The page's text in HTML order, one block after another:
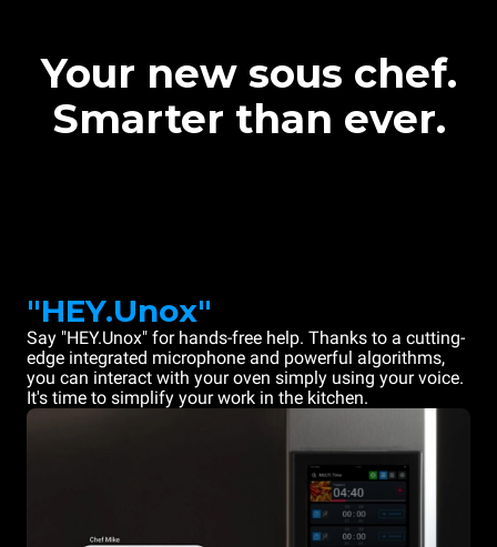
Your new sous chef.
Smarter than ever.
"HEY.Unox"
Say "HEY.Unox" for hands-free help. Thanks to a cutting-
edge integrated microphone and powerful algorithms,
you can interact with your oven simply using your voice.
It's time to simplify your work in the kitchen.